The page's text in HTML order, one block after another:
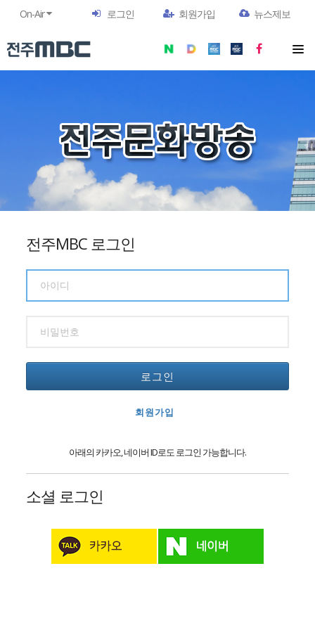
On-Air 로그인 회원가입 뉴스제보
전주MBC 로그인
로그인
회원가입
아래의 카카오, 네이버 ID로도 로그인 가능합니다.
소셜 로그인